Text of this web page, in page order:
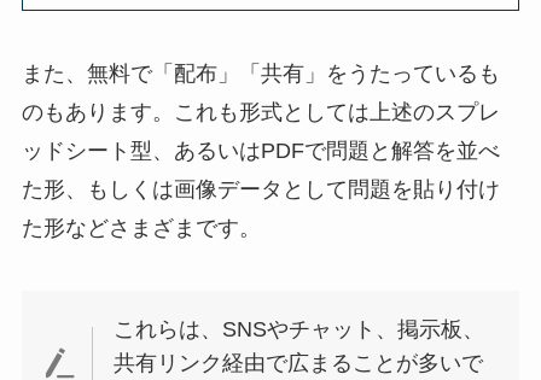
また、無料で「配布」「共有」をうたっているも
のもあります。これも形式としては上述のスプレ
ッドシート型、あるいはPDFで問題と解答を並べ
た形、もしくは画像データとして問題を貼り付け
た形などさまざまです。
これらは、SNSやチャット、掲示板、
共有リンク経由で広まることが多いで